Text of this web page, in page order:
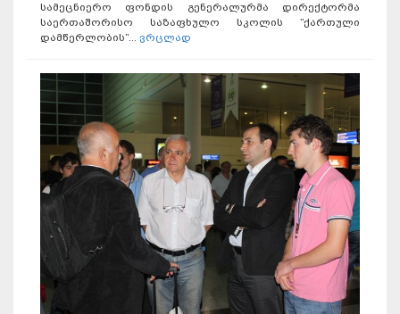
სამეცნიერო ფონდის გენერალურმა დირექტორმა
საერთაშორისო საზაფხულო სკოლის ”ქართული
დამწერლობის”... ვრცლად